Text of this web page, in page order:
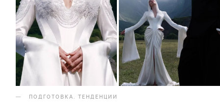
ПОДГОТОВКА ТЕНДЕНЦИИ